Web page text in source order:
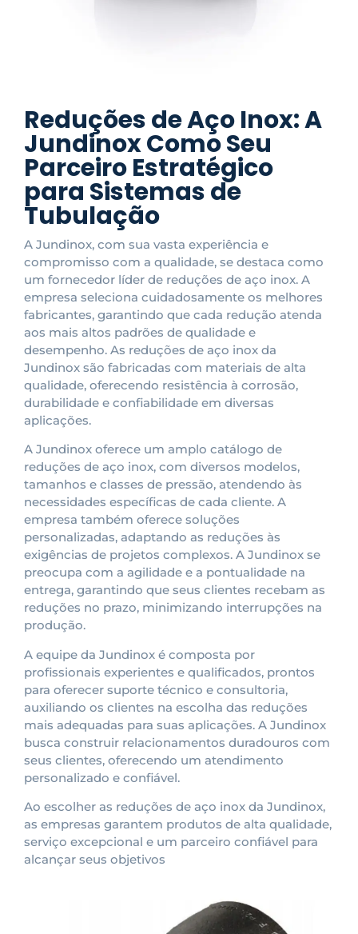
Reduções de Aço Inox: A
Jundinox Como Seu
Parceiro Estratégico
para Sistemas de
Tubulação
A Jundinox, com sua vasta experiência e
compromisso com a qualidade, se destaca como
um fornecedor líder de reduções de aço inox. A
empresa seleciona cuidadosamente os melhores
fabricantes, garantindo que cada redução atenda
aos mais altos padrões de qualidade e
desempenho. As reduções de aço inox da
Jundinox são fabricadas com materiais de alta
qualidade, oferecendo resistência à corrosão,
durabilidade e confiabilidade em diversas
aplicações.
A Jundinox oferece um amplo catálogo de
reduções de aço inox, com diversos modelos,
tamanhos e classes de pressão, atendendo às
necessidades específicas de cada cliente. A
empresa também oferece soluções
personalizadas, adaptando as reduções às
exigências de projetos complexos. A Jundinox se
preocupa com a agilidade e a pontualidade na
entrega, garantindo que seus clientes recebam as
reduções no prazo, minimizando interrupções na
produção.
A equipe da Jundinox é composta por
profissionais experientes e qualificados, prontos
para oferecer suporte técnico e consultoria,
auxiliando os clientes na escolha das reduções
mais adequadas para suas aplicações. A Jundinox
busca construir relacionamentos duradouros com
seus clientes, oferecendo um atendimento
personalizado e confiável.
Ao escolher as reduções de aço inox da Jundinox,
as empresas garantem produtos de alta qualidade,
serviço excepcional e um parceiro confiável para
alcançar seus objetivos